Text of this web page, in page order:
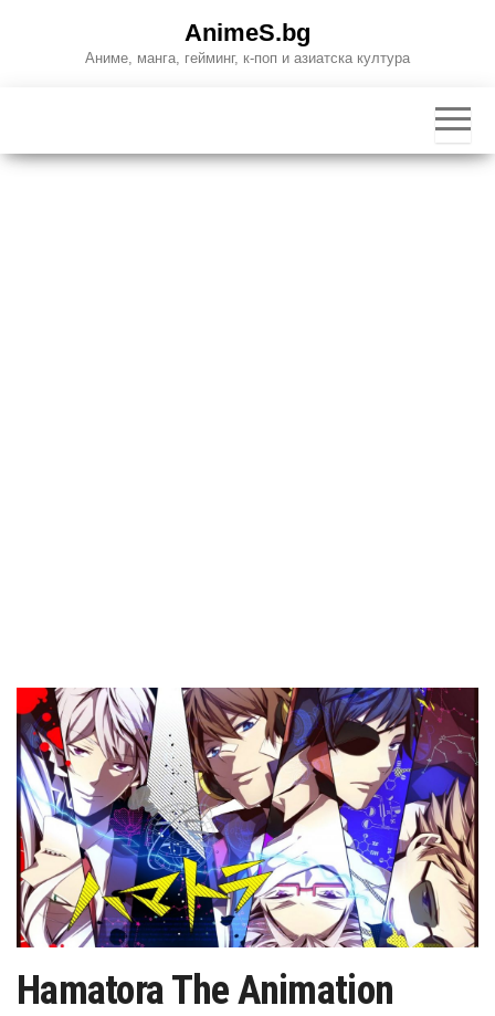
AnimeS.bg
Аниме, манга, гейминг, к-поп и азиатска култура
Hamatora The Animation